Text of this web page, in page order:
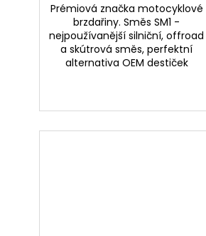
Prémiová značka motocyklové
brzdařiny. Směs SM1 -
nejpoužívanější silniční, offroad
a skútrová směs, perfektní
alternativa OEM destiček